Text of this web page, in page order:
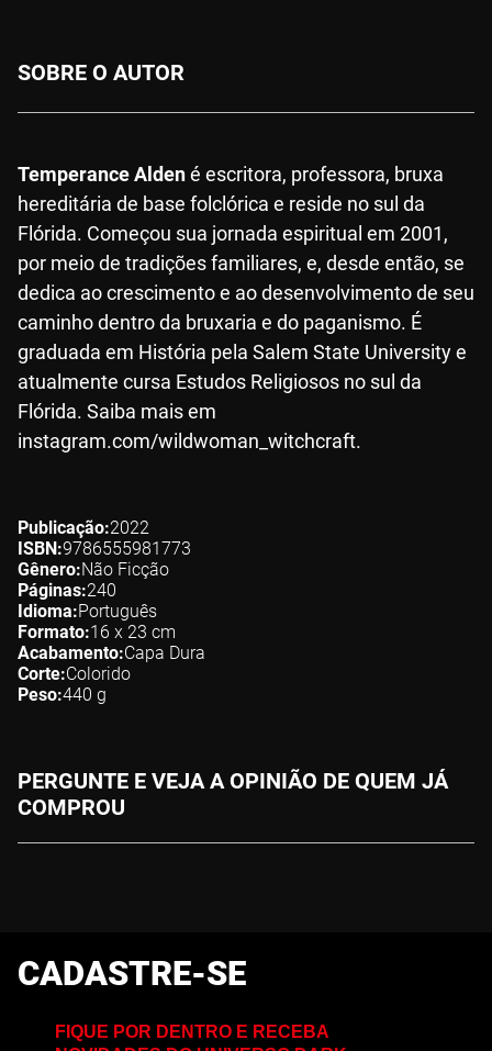
SOBRE O AUTOR
Temperance Aldené escritora, professora, bruxa
hereditária de base folclórica e reside no sul da
Flórida. Começou sua jornada espiritual em 2001,
por meio de tradições familiares, e, desde então, se
dedica ao crescimento e ao desenvolvimento de seu
caminho dentro da bruxaria e do paganismo. É
graduada em História pela Salem State University e
atualmente cursa Estudos Religiosos no sul da
Flórida. Saiba mais em
instagram.com/wildwoman_witchcraft.
Publicação 2022
ISBN 9786555981773
Gênero Não Ficção
Páginas 240
Idioma Português
Formato 16 x 23 cm
Acabamento Capa Dura
Corte Colorido
Peso 440 g
PERGUNTE E VEJA A OPINIÃO DE QUEM JÁ
COMPROU
CADASTRE-SE
FIQUE POR DENTRO E RECEBA